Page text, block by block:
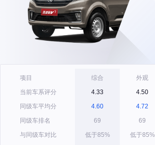
项目
当前车系评分
同级车平均分
同级车排名
与同级车对比
综合
4.33
4.60
69
低于85%
外观
4.50
4.72
69
低于85%